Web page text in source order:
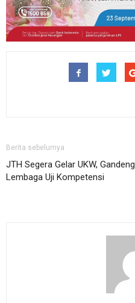
Berita sebelumya
JTH Segera Gelar UKW, Gandeng
Lembaga Uji Kompetensi